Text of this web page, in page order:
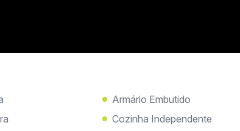
Armário Embutido
Cozinha Independente